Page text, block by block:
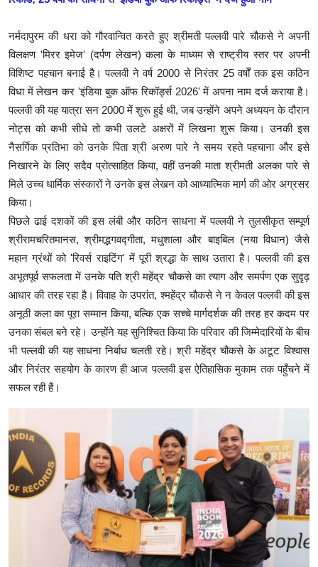
नर्मदापुरम की धरा को गौरवान्वित करते हुए श्रीमती पल्लवी पारे चौकसे ने अपनी
विलक्षण 'मिरर इमेज' (दर्पण लेखन) कला के माध्यम से राष्ट्रीय स्तर पर अपनी
विशिष्ट पहचान बनाई है। पल्लवी ने वर्ष 2000 से निरंतर 25 वर्षों तक इस कठिन
विधा में लेखन कर 'इंडिया बुक ऑफ रिकॉर्ड्स 2026' में अपना नाम दर्ज कराया है।
पल्लवी की यह यात्रा सन 2000 में शुरू हुई थी, जब उन्होंने अपने अध्ययन के दौरान
नोट्स को कभी सीधे तो कभी उलटे अक्षरों में लिखना शुरू किया। उनकी इस
नैसर्गिक प्रतिभा को उनके पिता श्री अरुण पारे ने समय रहते पहचाना और इसे
निखारने के लिए सदैव प्रोत्साहित किया, वहीं उनकी माता श्रीमती अलका पारे से
मिले उच्च धार्मिक संस्कारों ने उनके इस लेखन को आध्यात्मिक मार्ग की ओर अग्रसर
किया।
​पिछले ढाई दशकों की इस लंबी और कठिन साधना में पल्लवी ने तुलसीकृत सम्पूर्ण
श्रीरामचरितमानस, श्रीमद्भगवद्गीता, मधुशाला और बाइबिल (नया विधान) जैसे
महान ग्रंथों को 'रिवर्स राइटिंग' में पूरी श्रद्धा के साथ उतारा है। पल्लवी की इस
अभूतपूर्व सफलता में उनके पति श्री महेंद्र चौकसे का त्याग और समर्पण एक सुदृढ़
आधार की तरह रहा है। विवाह के उपरांत, श्महेंद्र चौकसे ने न केवल पल्लवी की इस
अनूठी कला का पूरा सम्मान किया, बल्कि एक सच्चे मार्गदर्शक की तरह हर कदम पर
उनका संबल बने रहे। उन्होंने यह सुनिश्चित किया कि परिवार की जिम्मेदारियों के बीच
भी पल्लवी की यह साधना निर्बाध चलती रहे। श्री महेंद्र चौकसे के अटूट विश्वास
और निरंतर सहयोग के कारण ही आज पल्लवी इस ऐतिहासिक मुकाम तक पहुँचने में
सफल रही हैं।